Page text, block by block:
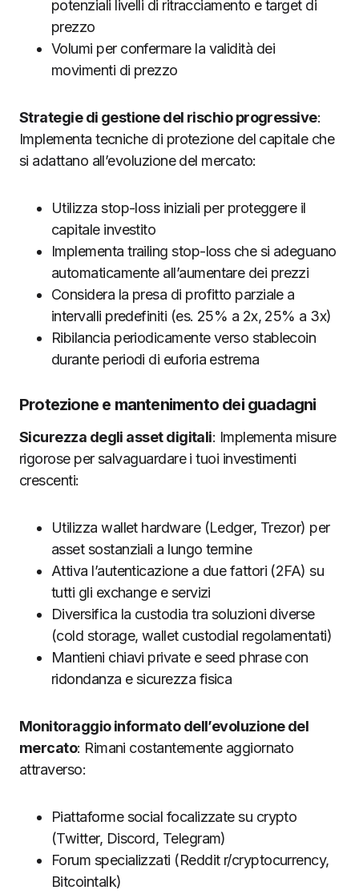
potenziali livelli di ritracciamento e target di
prezzo
Volumi per confermare la validità dei
movimenti di prezzo
Strategie di gestione del rischio progressive:
Implementa tecniche di protezione del capitale che
si adattano all’evoluzione del mercato:
Utilizza stop-loss iniziali per proteggere il
capitale investito
Implementa trailing stop-loss che si adeguano
automaticamente all’aumentare dei prezzi
Considera la presa di profitto parziale a
intervalli predefiniti (es. 25% a 2x, 25% a 3x)
Ribilancia periodicamente verso stablecoin
durante periodi di euforia estrema
Protezione e mantenimento dei guadagni
Sicurezza degli asset digitali: Implementa misure
rigorose per salvaguardare i tuoi investimenti
crescenti:
Utilizza wallet hardware (Ledger, Trezor) per
asset sostanziali a lungo termine
Attiva l’autenticazione a due fattori (2FA) su
tutti gli exchange e servizi
Diversifica la custodia tra soluzioni diverse
(cold storage, wallet custodial regolamentati)
Mantieni chiavi private e seed phrase con
ridondanza e sicurezza fisica
Monitoraggio informato dell’evoluzione del
mercato: Rimani costantemente aggiornato
attraverso:
Piattaforme social focalizzate su crypto
(Twitter, Discord, Telegram)
Forum specializzati (Reddit r/cryptocurrency,
Bitcointalk)